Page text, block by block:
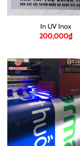
In UV Inox
200,000₫